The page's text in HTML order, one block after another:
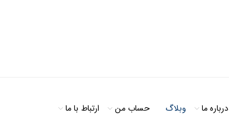
درباره ما وبلاگ حساب من ارتباط با ما